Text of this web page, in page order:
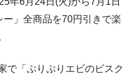
」全商品を70円引きで楽
で「ぷりぷりエビのビスク